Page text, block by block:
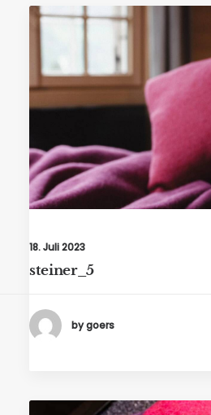
18. Juli 2023
steiner_5
by goers